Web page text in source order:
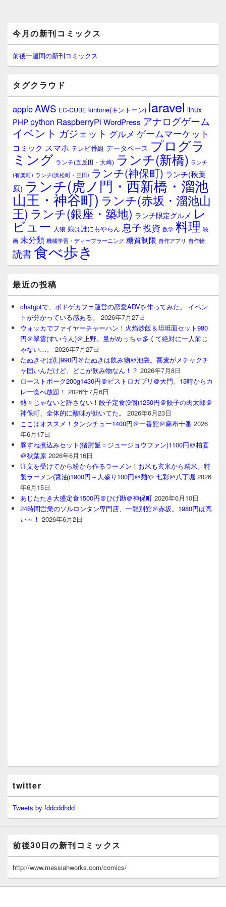
イ
ン
サ
イ
ウ
ィ
ジ
ェ
ア
今月の新刊コミックス
前後一週間の新刊コミックス
タグクラウド
appleAWS EC-CUBE kintone(キントーン) laravel linux
PHPpython RaspberryPi WordPress アナログゲーム
イベント ガジェット グルメ ゲームマーケット
コミック スマホ テレビ番組 データベース プログラ
ミング ランチ(五反田・大崎) ランチ(新橋) ランチ
(有楽町) ランチ(浜松町・三田) ランチ(神保町) ランチ(秋葉
原) ランチ(虎ノ門・西新橋・溜池
山王・神谷町) ランチ(赤坂・溜池山
王) ランチ(銀座・築地) ランチ限定グルメ レ
ビュー 人狼 娘は誰にもやらん 息子 投資 数学 料理 映
画 未分類 機械学習・ディープラーニング 糖質制限 自作アプリ 自作物
読書食べ歩き
最近の投稿
chatgptで、ボドゲカフェ運営の恋愛ADVを作ってみた。 イベン
トが分かっている感ある。
2026年7月27日
ウォッカでファイヤーチャーハン！火焰炒飯＆坦坦面セット980
円＠翠雲(すいうん)＠上野。量がめっちゃ多くて絶対に一人前じ
ゃない…。
2026年7月27日
たぬきそば(L)990円＠たぬきは飲み物＠池袋。蕎麦がメチャクチ
ャ固いんだけど、どこが飲み物なん！？ 2026年7月8日
ローストポーク200g1430円＠ビストロガブリ＠大門、13時からカ
レー食べ放題！ 2026年7月6日
熱々じゃないと許さない！餃子定食(9個)1250円＠餃子の肉太郎＠
神保町、全体的に酸味が効いてた。
2026年6月23日
ここはオススメ！タンシチュー1400円＠一番館＠麻布十番 2026
年6月17日
豚すね煮込みセット(猪肘飯＝ジュージョウファン)1100円＠柏宴
＠秋葉原 2026年6月16日
注文を受けてから粉から作るラーメン！お米も玄米から精米。特
製ラーメン(醤油)1900円＋大盛り100円＠麺や 七彩＠八丁堀 2026
年6月15日
あじたたき大盛定食1500円＠ひげ勘＠神保町 2026年6月10日
24時間営業のソルロンタン専門店、一龍別館＠赤坂。1980円は高
い～！ 2026年6月2日
twitter
Tweets by fddcddhdd
前後30日の新刊コミックス
http://www.messiahworks.com/comics/